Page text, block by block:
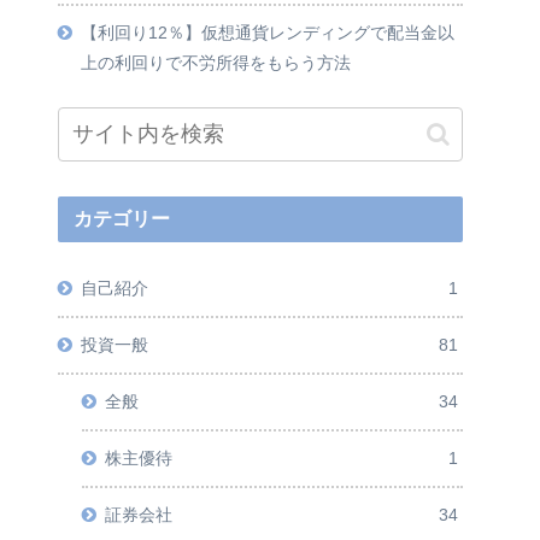
【利回り12％】仮想通貨レンディングで配当金以
上の利回りで不労所得をもらう方法
カテゴリー
自己紹介 1
投資一般 81
全般 34
株主優待 1
証券会社 34